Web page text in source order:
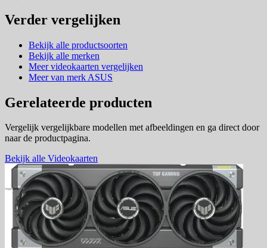
Verder vergelijken
Bekijk alle productsoorten
Bekijk alle merken
Meer videokaarten vergelijken
Meer van merk ASUS
Gerelateerde producten
Vergelijk vergelijkbare modellen met afbeeldingen en ga direct door
naar de productpagina.
Bekijk alle Videokaarten